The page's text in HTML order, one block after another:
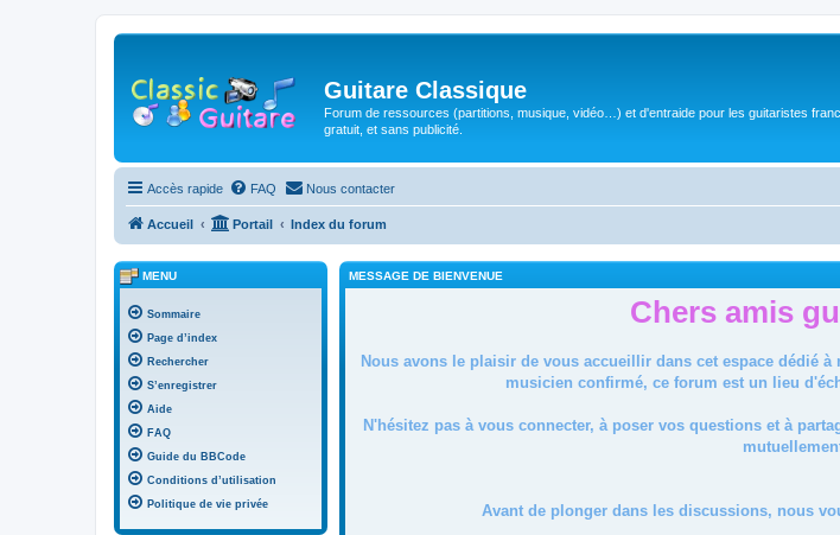
Guitare Classique
Forum de ressources (partitions, musique, vidéo…) et d'entraide pour les guitaristes
gratuit, et sans publicité.
Accès rapide FAQ Nous contacter
Accueil Portail Index du forum
MESSAGE DE BIENVENUE
Chers amis
Nous avons le plaisir de vous accueillir dans cet espace dédié
musicien confirmé, ce forum est un lieu
N'hésitez pas à vous connecter, à poser vos questions et à
Avant de plonger dans les discussions, nous
MENU
Sommaire
Page d’index
Rechercher
S’enregistrer
Aide
FAQ
Guide du BBCode
Conditions d’utilisation
Politique de vie privée